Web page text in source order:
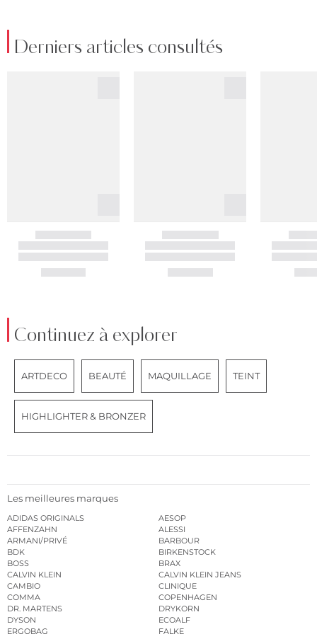
Derniers articles consultés
Continuez à explorer
ARTDECO BEAUTÉ MAQUILLAGE TEINT
HIGHLIGHTER & BRONZER
Les meilleures marques
ADIDAS ORIGINALS
AESOP
AFFENZAHN
ALESSI
ARMANI/PRIVÉ
BARBOUR
BDK
BIRKENSTOCK
BOSS
BRAX
CALVIN KLEIN
CALVIN KLEIN JEANS
CAMBIO
CLINIQUE
COMMA
COPENHAGEN
DR. MARTENS
DRYKORN
DYSON
ECOALF
ERGOBAG
FALKE